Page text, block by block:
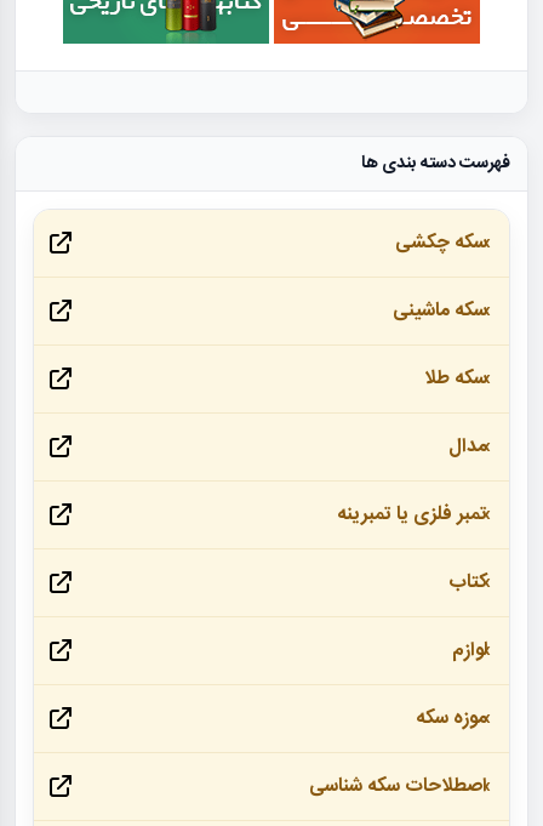
فهرست دسته بندی ها
سکه چکشی
سکه ماشینی
سکه طلا
مدال
تمبر فلزی یا تمبرینه
کتاب
لوازم
موزه سکه
اصطلاحات سکه شناسی